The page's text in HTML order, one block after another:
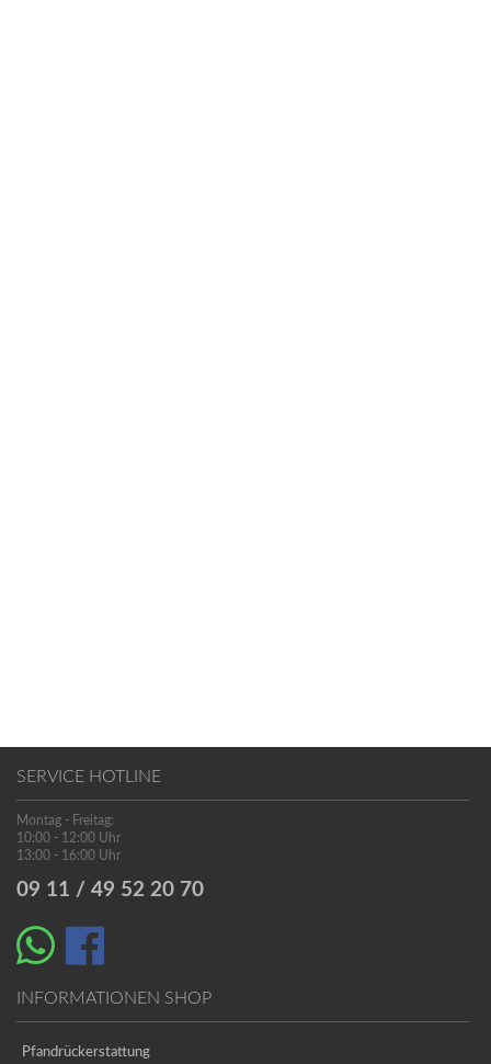
SERVICE HOTLINE
Montag - Freitag:
10:00 - 12:00 Uhr
13:00 - 16:00 Uhr
09 11 / 49 52 20 70
INFORMATIONEN SHOP
Pfandrückerstattung